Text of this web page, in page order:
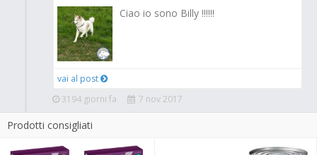
Ciao io sono Billy !!!!!!
vai al post
3194 giorni fa
7 nov 2017
Prodotti consigliati